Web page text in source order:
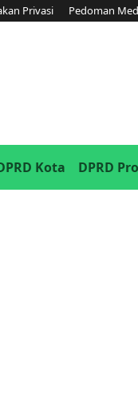
Privasi Pedoman
Kota DPRD